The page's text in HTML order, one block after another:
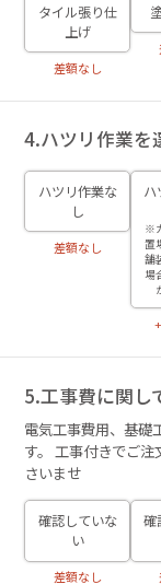
タイル張り仕
上げ
差額なし
4.ハツリ作業を
ハツリ作業な
し
差額なし
ハ
※
置
舗
場
5.工事費に関し
電気工事費用、基礎
す。 工事付きでご
さいませ
確認していな
い
差額なし
確